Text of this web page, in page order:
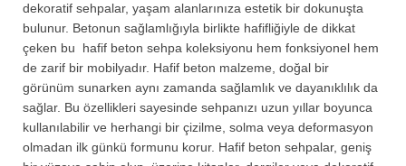
dekoratif sehpalar, yaşam alanlarınıza estetik bir dokunuşta
bulunur. Betonun sağlamlığıyla birlikte hafifliğiyle de dikkat
çeken bu hafif beton sehpa koleksiyonu hem fonksiyonel hem
de zarif bir mobilyadır. Hafif beton malzeme, doğal bir
görünüm sunarken aynı zamanda sağlamlık ve dayanıklılık da
sağlar. Bu özellikleri sayesinde sehpanızı uzun yıllar boyunca
kullanılabilir ve herhangi bir çizilme, solma veya deformasyon
olmadan ilk günkü formunu korur. Hafif beton sehpalar, geniş